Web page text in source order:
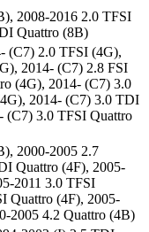
, 2008-2016 2.0 TFSI
Quattro (8B)
(C7) 2.0 TFSI (4G),
, 2014- (C7) 2.8 FSI
(4G), 2014- (C7) 3.0
, 2014- (C7) 3.0 TDI
(C7) 3.0 TFSI Quattro
, 2000-2005 2.7
Quattro (4F), 2005-
2011 3.0 TFSI
Quattro (4F), 2005-
2005 4.2 Quattro (4B)